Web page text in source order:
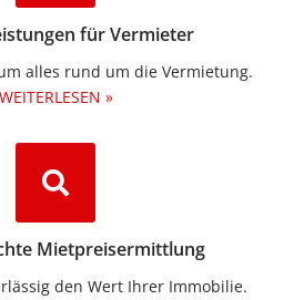
für Vermieter
alles rund um die Vermietung.​
WEITERLESEN »
Mietpreisermittlung
den Wert Ihrer Immobilie.